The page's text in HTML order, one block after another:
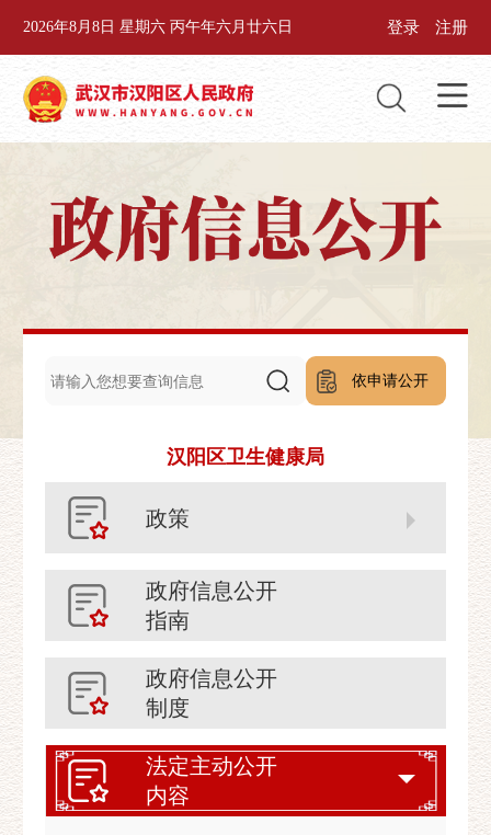
2026年8月8日 星期六 丙午年六月廿六日 登录 注册
依申请公开
汉阳区卫生健康局
政策
政府信息公开
指南
政府信息公开
制度
法定主动公开
内容